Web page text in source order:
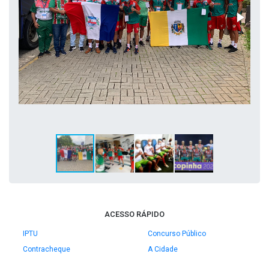
ACESSO RÁPIDO
IPTU
Concurso Público
Contracheque
A Cidade